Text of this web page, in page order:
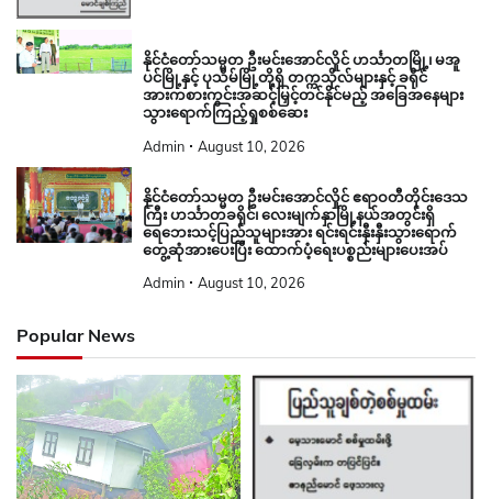
နိုင်ငံတော်သမ္မတ ဦးမင်းအောင်လှိုင် ဟင်္သာတမြို့၊ မအူ
ပင်မြို့နှင့် ပုသိမ်မြို့တို့ရှိ တက္ကသိုလ်များနှင့် ခရိုင်
အားကစားကွင်းအဆင့်မြှင့်တင်နိုင်မည့် အခြေအနေများ
သွားရောက်ကြည့်ရှုစစ်ဆေး
Admin August 10, 2026
နိုင်ငံတော်သမ္မတ ဦးမင်းအောင်လှိုင် ဧရာဝတီတိုင်းဒေသ
ကြီး ဟင်္သာတခရိုင်၊ လေးမျက်နှာမြို့နယ်အတွင်းရှိ
ရေဘေးသင့်ပြည်သူများအား ရင်းရင်းနှီးနှီးသွားရောက်
တွေ့ဆုံအားပေးပြီး ထောက်ပံ့ရေးပစ္စည်းများပေးအပ်
Admin August 10, 2026
Popular News